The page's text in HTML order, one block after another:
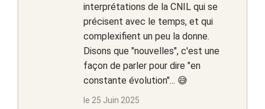
interprétations de la CNIL qui se
précisent avec le temps, et qui
complexifient un peu la donne.
Disons que "nouvelles", c'est une
façon de parler pour dire "en
constante évolution"... 😅
le 25 Juin 2025